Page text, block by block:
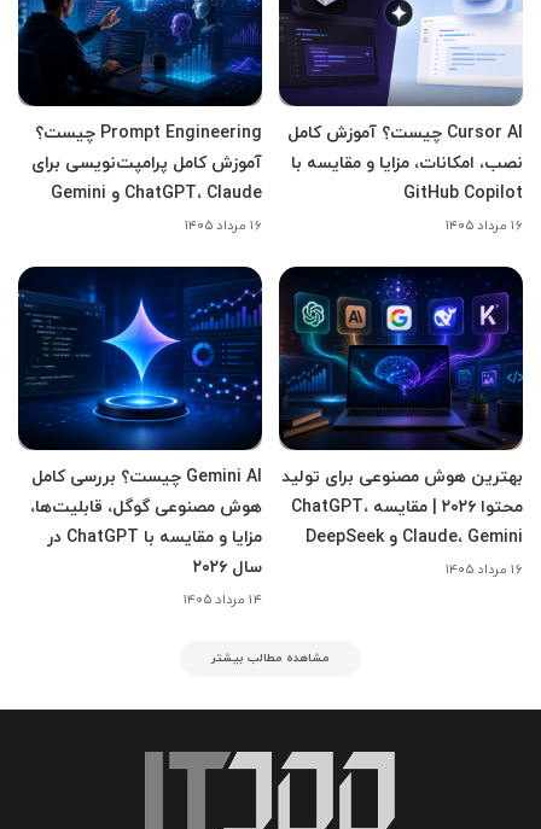
Cursor AI چیست؟ آموزش کامل
نصب، امکانات، مزایا و مقایسه با
GitHub Copilot
۱۶ مرداد ۱۴۰۵
Prompt Engineering چیست؟
آموزش کامل پرامپت‌نویسی برای
ChatGPT، Claude و Gemini
۱۶ مرداد ۱۴۰۵
بهترین هوش مصنوعی برای تولید
محتوا ۲۰۲۶ | مقایسه ChatGPT،
Claude، Gemini و DeepSeek
۱۶ مرداد ۱۴۰۵
Gemini AI چیست؟ بررسی کامل
هوش مصنوعی گوگل، قابلیت‌ها،
مزایا و مقایسه با ChatGPT در
سال ۲۰۲۶
۱۴ مرداد ۱۴۰۵
مشاهده مطالب بیشتر